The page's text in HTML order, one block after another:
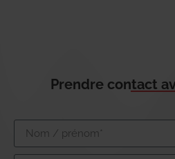
Prendre contact